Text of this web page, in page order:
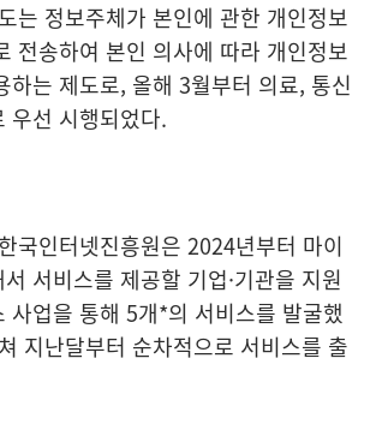
는 정보주체가 본인에 관한 개인정보
전송하여 본인 의사에 따라 개인정보
하는 제도로, 올해 3월부터 의료, 통신
우선 시행되었다.
국인터넷진흥원은 2024년부터 마이
서비스를 제공할 기업·기관을 지원
사업을 통해 5개*의 서비스를 발굴했
지난달부터 순차적으로 서비스를 출